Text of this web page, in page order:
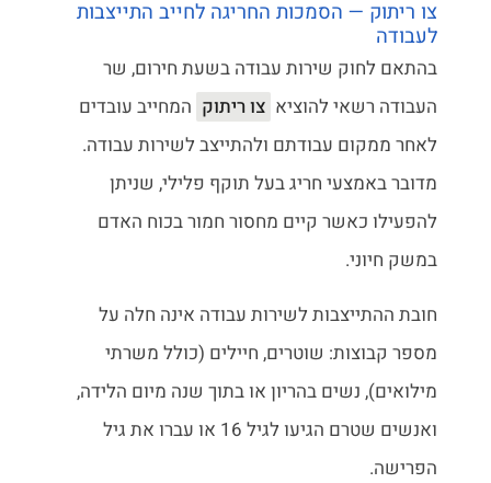
צו ריתוק — הסמכות החריגה לחייב התייצבות
לעבודה
בהתאם לחוק שירות עבודה בשעת חירום, שר
העבודה רשאי להוציא צו ריתוק המחייב עובדים
לאחר ממקום עבודתם ולהתייצב לשירות עבודה.
מדובר באמצעי חריג בעל תוקף פלילי, שניתן
להפעילו כאשר קיים מחסור חמור בכוח האדם
במשק חיוני.
חובת ההתייצבות לשירות עבודה אינה חלה על
מספר קבוצות: שוטרים, חיילים (כולל משרתי
מילואים), נשים בהריון או בתוך שנה מיום הלידה,
ואנשים שטרם הגיעו לגיל 16 או עברו את גיל
הפרישה.